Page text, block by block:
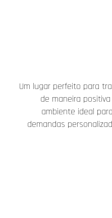
Um lugar perfeito para
de maneira
ambiente ideal
demandas